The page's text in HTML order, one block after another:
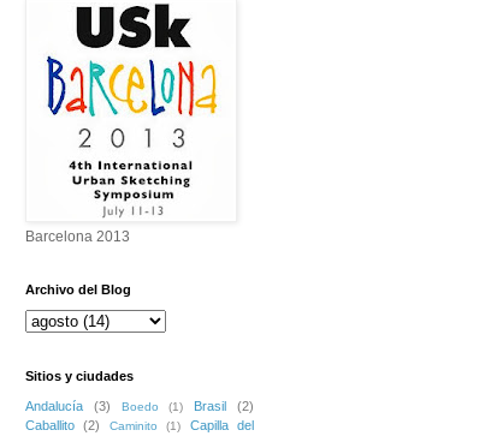
Barcelona 2013
Archivo del Blog
Sitios y ciudades
Andalucía (3) Boedo (1) Brasil
(2)
Caballito
(2) Caminito (1)
Capilla del